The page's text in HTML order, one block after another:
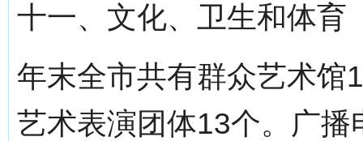
十一、文化、卫生和体育
年末全市共有群众艺术馆
艺术表演团体13个。广